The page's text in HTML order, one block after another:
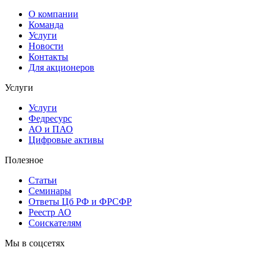
О компании
Команда
Услуги
Новости
Контакты
Для акционеров
Услуги
Услуги
Федресурс
АО и ПАО
Цифровые активы
Полезное
Статьи
Cеминары
Ответы Цб РФ и ФРСФР
Реестр АО
Соискателям
Мы в соцсетях